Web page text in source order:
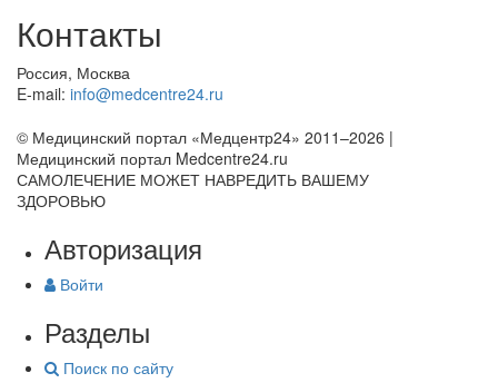
Контакты
Россия, Москва
E-mail: info@medcentre24.ru
© Медицинский портал «Медцентр24» 2011–2026 |
Медицинский портал Medcentre24.ru
САМОЛЕЧЕНИЕ МОЖЕТ НАВРЕДИТЬ ВАШЕМУ
ЗДОРОВЬЮ
Авторизация
Войти
Разделы
Поиск по сайту